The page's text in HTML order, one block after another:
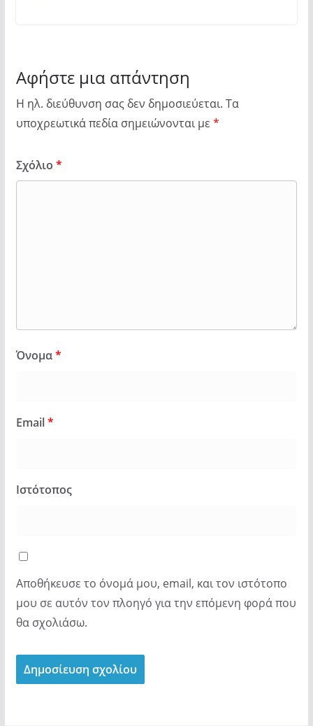
Αφήστε μια απάντηση
Η ηλ. διεύθυνση σας δεν δημοσιεύεται. Τα
υποχρεωτικά πεδία σημειώνονται με *
Σχόλιο *
Όνομα*
Email*
Ιστότοπος
Αποθήκευσε το όνομά μου, email, και τον ιστότοπο
μου σε αυτόν τον πλοηγό για την επόμενη φορά που
θα σχολιάσω.